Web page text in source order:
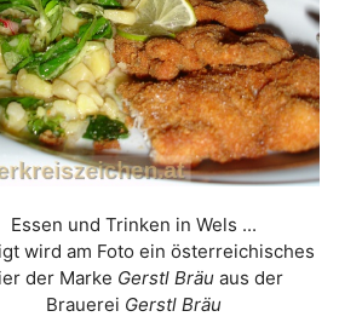
Essen und Trinken in Wels ...
wird am Foto ein österreichisches
der Marke Gerstl Bräuaus der
Brauerei Gerstl Bräu